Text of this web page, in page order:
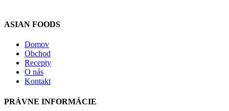
ASIAN FOODS
Domov
Obchod
Recepty
O nás
Kontakt
PRÁVNE INFORMÁCIE